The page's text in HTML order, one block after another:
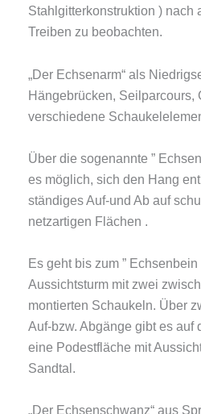
Stahlgitterkonstruktion ) nach
Treiben zu beobachten.
„Der Echsenarm“ als
Hängebrücken, Seilparcours,
verschiedene
Über die sogenannte ”
es möglich, sich den Hang
ständiges Auf-und Ab auf
netzartigen Flächen .
Es geht bis zum ” Echsenbein
Aussichtsturm mit zwei
montierten Schaukeln. Über
Auf-bzw. Abgänge gibt es auf
eine Podestfläche mit
Sandtal.
„Der Echsenschwanz“ aus